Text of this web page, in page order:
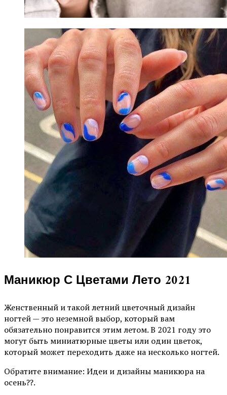
Маникюр С Цветами Лето 2021
Женственный и такой летний цветочный дизайн
ногтей — это неземной выбор, который вам
обязательно понравится этим летом. В 2021 году это
могут быть миниатюрные цветы или один цветок,
который может переходить даже на несколько ногтей.
Обратите внимание: Идеи и дизайны маникюра на
осень??.